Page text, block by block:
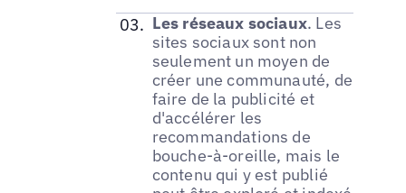
Les réseaux sociaux. Les
sites sociaux sont non
seulement un moyen de
créer une communauté, de
faire de la publicité et
d'accélérer les
recommandations de
bouche-à-oreille, mais le
contenu qui y est publié